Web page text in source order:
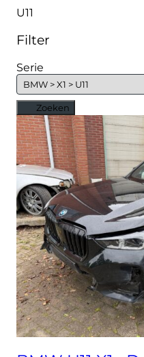
U11
Filter
Serie
Zoeken